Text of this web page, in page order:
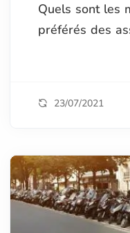
Quels sont les
préférés des
23/07/2021